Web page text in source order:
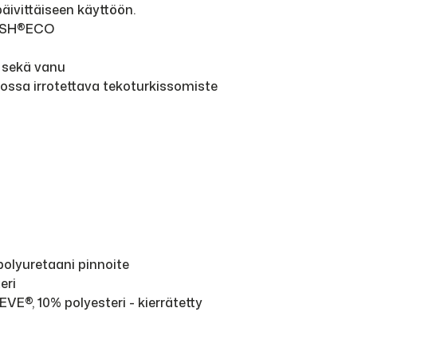
käyttöön.
vanu
irrotettava tekoturkissomiste
pinnoite
10% polyesteri - kierrätetty